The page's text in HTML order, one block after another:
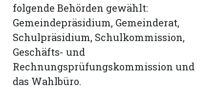
Romanshorn:
offizielle
folgende Behörden gewählt:
Gemeindepräsidium, Gemeinderat,
Schulpräsidium, Schulkommission,
Geschäfts- und
Rechnungsprüfungskommission und
das Wahlbüro.